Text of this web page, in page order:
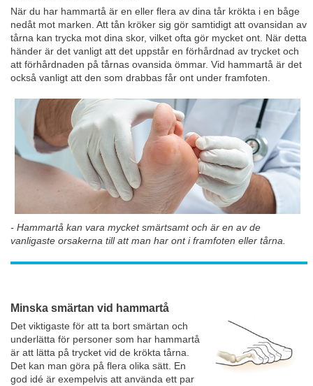
När du har hammartå är en eller flera av dina tår krökta i en båge
nedåt mot marken. Att tån kröker sig gör samtidigt att ovansidan av
tårna kan trycka mot dina skor, vilket ofta gör mycket ont. När detta
händer är det vanligt att det uppstår en förhårdnad av trycket och
att förhårdnaden på tårnas ovansida ömmar. Vid hammartå är det
också vanligt att den som drabbas får ont under framfoten.
- Hammartå kan vara mycket smärtsamt och är en av de
vanligaste orsakerna till att man har ont i framfoten eller tårna.
Minska smärtan vid hammartå
Det viktigaste för att ta bort smärtan och
underlätta för personer som har hammartå
är att lätta på trycket vid de krökta tårna.
Det kan man göra på flera olika sätt. En
god idé är exempelvis att använda ett par